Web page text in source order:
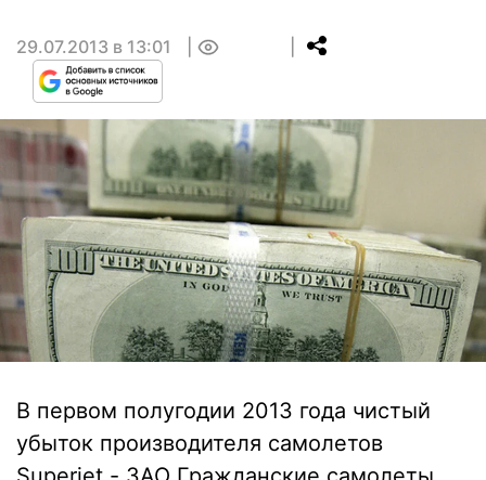
29.07.2013 в 13:01
В первом полугодии 2013 года чистый
убыток производителя самолетов